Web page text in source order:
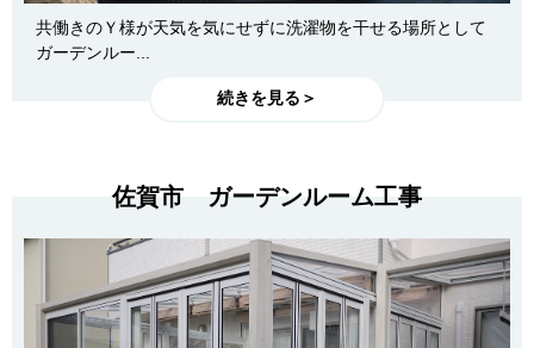
共働きのＹ様が天気を気にせずに洗濯物を干せる場所として
ガーデンルー...
続きを見る＞
佐賀市 ガーデンルーム工事